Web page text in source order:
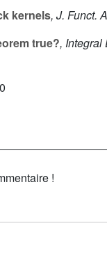
kernels, J. Funct.
true?, Integral
!